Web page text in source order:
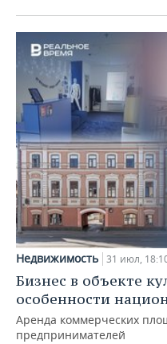
Недвижимость 31 июл,
Бизнес в объекте
особенности
Аренда коммерческих
предпринимателей